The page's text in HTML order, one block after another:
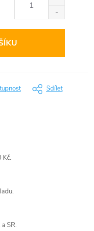
Sdílet
Kč.
SR.